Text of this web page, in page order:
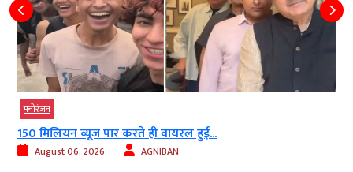
मनोरंजन
Bigg Boss 20 में नया गेम प्लान, पुराने...
August 06, 2026 AGNIBAN